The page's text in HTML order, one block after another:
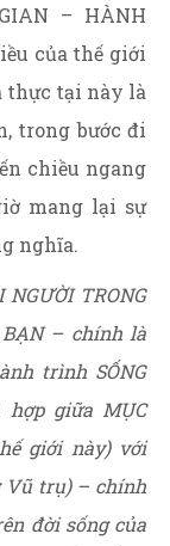
– HÀNH
của thế giới
thực tại này là
trong bước đi
chiều ngang
mang lại sự
nghĩa.
TRONG
BẠN – chính là
trình SỐNG
hợp giữa MỤC
giới này) với
Vũ trụ) – chính
đời sống của